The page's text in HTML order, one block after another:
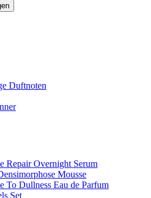
Duftnoten
Repair Overnight Serum
Mousse
To Dullness Eau de Parfum
Set